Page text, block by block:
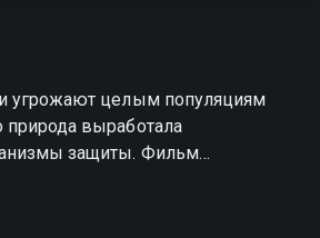
угрожают целым популяциям
выработала
защиты. Фильм
разные виды борются с